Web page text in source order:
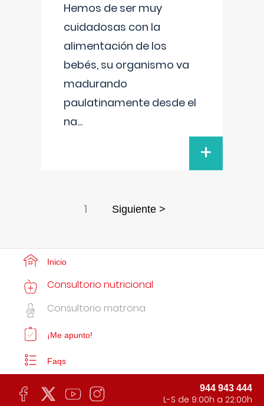
Hemos de ser muy
cuidadosas con la
alimentación de los
bebés, su organismo va
madurando
paulatinamente desde el
na...
+
1 Siguiente >
Inicio
Consultorio nutricional
Consultorio matrona
¡Me apunto!
Faqs
944 943 444
L-S de 9:00h a 22:00h